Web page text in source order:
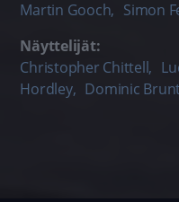
Martin Gooch, Simon
Näyttelijät:
Christopher Chittell,
Hordley, Dominic Brunt